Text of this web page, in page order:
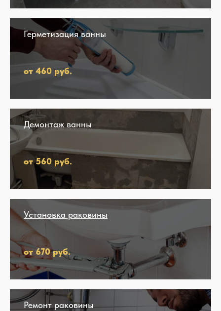
Герметизация ванны
от 460 руб.
Демонтаж ванны
от 560 руб.
Установка раковины
от 670 руб.
Ремонт раковины